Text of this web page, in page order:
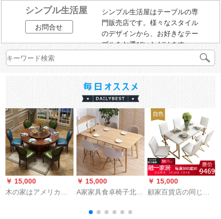
シンプル生活屋
お問合せ
シンプル生活屋はテーブルの専
門販売店です。様々なスタイル
のデザインから、お好きなテー
ブルをお選びいただけます。
￥ 15,000
木の家はアメリカ式
￥ 15,000
A家家具食卓椅子北欧
ン小タワーレストラ
￥ 15,000
顧家百貨店の同じテ